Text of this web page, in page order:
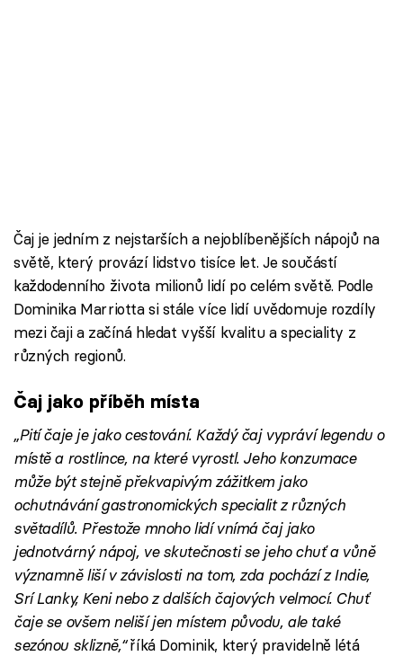
Čaj je jedním z nejstarších a nejoblíbenějších nápojů na
světě, který provází lidstvo tisíce let. Je součástí
každodenního života milionů lidí po celém světě. Podle
Dominika Marriotta si stále více lidí uvědomuje rozdíly
mezi čaji a začíná hledat vyšší kvalitu a speciality z
různých regionů.
Čaj jako příběh místa
„Pití čaje je jako cestování. Každý čaj vypráví legendu o
místě a rostlince, na které vyrostl. Jeho konzumace
může být stejně překvapivým zážitkem jako
ochutnávání gastronomických specialit z různých
světadílů. Přestože mnoho lidí vnímá čaj jako
jednotvárný nápoj, ve skutečnosti se jeho chuť a vůně
významně liší v závislosti na tom, zda pochází z Indie,
Srí Lanky, Keni nebo z dalších čajových velmocí. Chuť
čaje se ovšem neliší jen místem původu, ale také
sezónou sklizně,“říká Dominik, který pravidelně létá